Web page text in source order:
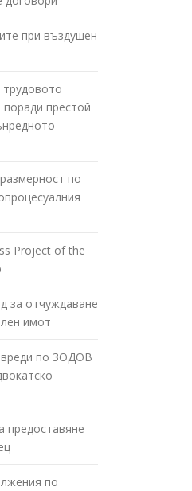
при въздушен
трудовото
престой
по
Project of the
за отчуждаване
имот
по ЗОДОВ
предоставяне
по